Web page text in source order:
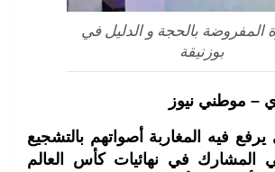
المفروضة بالحجة و الدليل في
بوزنيقة
– موطني نيوز
فيه المغاربة أصواتهم بالتشجيع
المشارك في نهائيات كأس العالم